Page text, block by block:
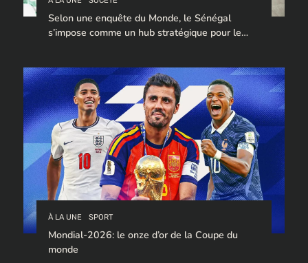
Selon une enquête du Monde, le Sénégal
s’impose comme un hub stratégique pour le
À LA UNE SPORT
Mondial-2026: le onze d’or de la Coupe du
monde